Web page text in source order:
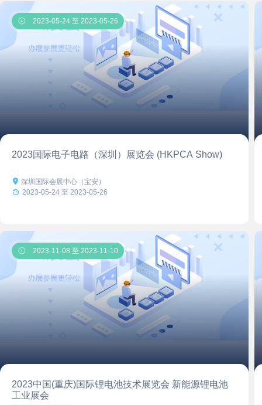
 2023-05-24 至 2023-05-26
2023国际电子电路（深圳）展览会 (HKPCA Show)
 深圳国际会展中心（宝安）
 2023-05-24 至 2023-05-26
 2023-11-08 至 2023-11-10
2023中国(重庆)国际锂电池技术展览会 新能源锂电池
工业展会